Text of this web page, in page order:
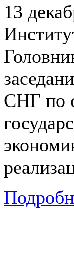
13
СНГ по